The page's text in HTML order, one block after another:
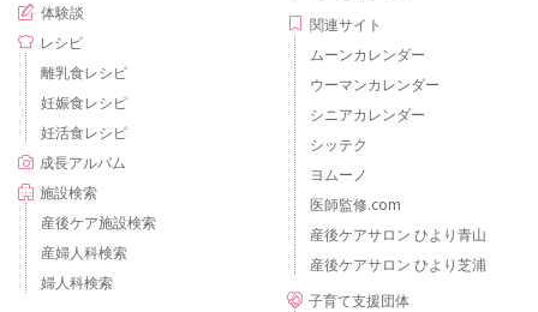
体験談
レシピ
離乳食レシピ
妊娠食レシピ
妊活食レシピ
成長アルバム
施設検索
産後ケア施設検索
産婦人科検索
婦人科検索
関連サイト
ムーンカレンダー
ウーマンカレンダー
シニアカレンダー
シッテク
ヨムーノ
医師監修.com
産後ケアサロン ひより青山
産後ケアサロン ひより芝浦
子育て支援団体